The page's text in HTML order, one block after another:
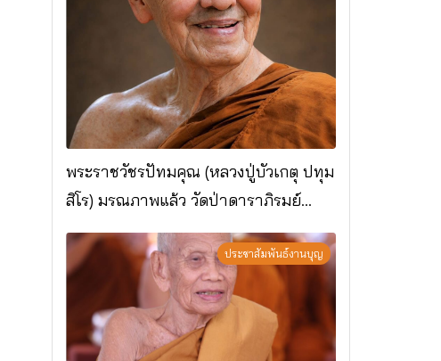
พระราชวัชรปัทมคุณ (หลวงปู่บัวเกตุ ปทุม
สิโร) มรณภาพแล้ว วัดป่าดาราภิรมย์
อ.แม่ริม จ.เชียงใหม่
ประชาสัมพันธ์งานบุญ